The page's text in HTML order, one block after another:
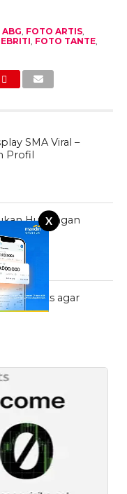
X
FOTO ARTIS,
FOTO TANTE,
SMA Viral –
Profil
Hubungan
Pertama
Seks agar